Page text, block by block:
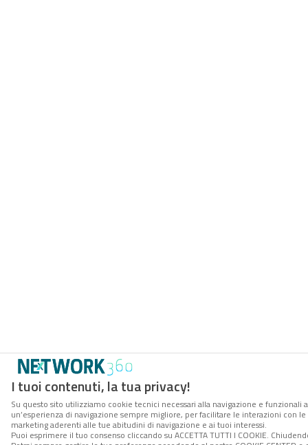
I tuoi contenuti, la tua privacy!
Su questo sito utilizziamo cookie tecnici necessari alla navigazione e
un’esperienza di navigazione sempre migliore, per facilitare le interazioni con
marketing aderenti alle tue abitudini di navigazione e ai tuoi interessi.
Puoi esprimere il tuo consenso cliccando su ACCETTA TUTTI I COOKIE.